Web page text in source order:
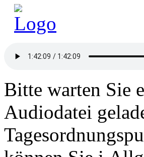
Bitte warten Sie
Audiodatei